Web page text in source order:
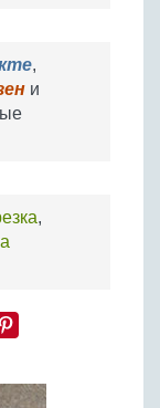
,
и
,